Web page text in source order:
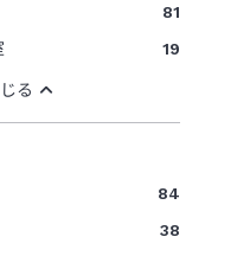
81
19
84
38